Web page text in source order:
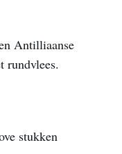
Antilliaanse
rundvlees.
stukken